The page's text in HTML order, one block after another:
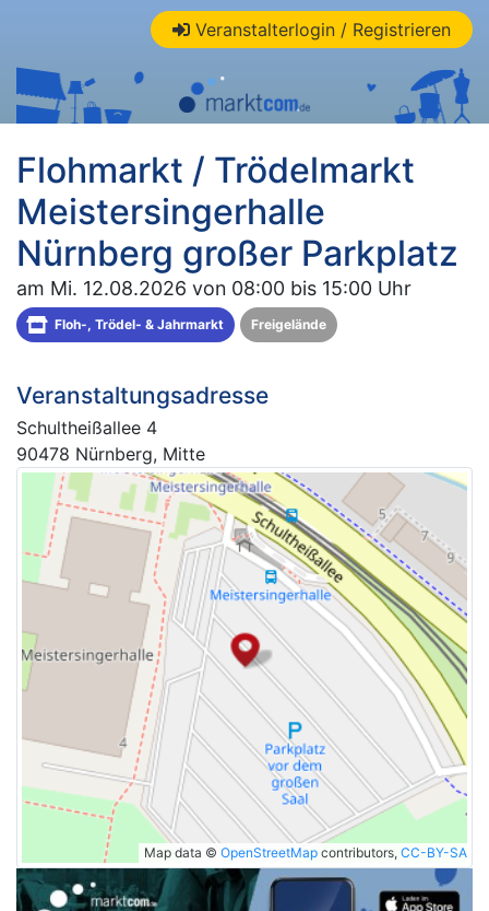
Veranstalterlogin / Registrieren
Flohmarkt / Trödelmarkt
Meistersingerhalle
Nürnberg großer Parkplatz
am Mi. 12.08.2026 von 08:00 bis 15:00 Uhr
Floh-, Trödel- & Jahrmarkt Freigelände
Veranstaltungsadresse
Schultheißallee 4
90478 Nürnberg, Mitte
Map data © OpenStreetMap contributors, CC-BY-SA